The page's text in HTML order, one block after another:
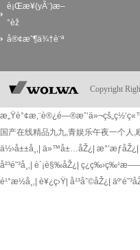
è¡Œæ¥­(yÃ¨)æ–
°èž
å®¢æˆ¶ä¾†è¨ª
Copyright
国产在线精品九九,青娱乐午夜一个人
ä½›å±±å¸‚ ä»™å±…åŽ¿ æ°‘æƒåŽ¿
å²³é˜³å¸‚ è´¡è§‰åŽ¿
é¹°æ½­å¸‚ è¥¿ç›Ÿ å¹³åˆ©åŽ¿